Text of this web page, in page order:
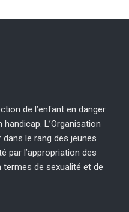
de l’enfant en danger
L’Organisation
le rang des jeunes
par l’appropriation des
de sexualité et de